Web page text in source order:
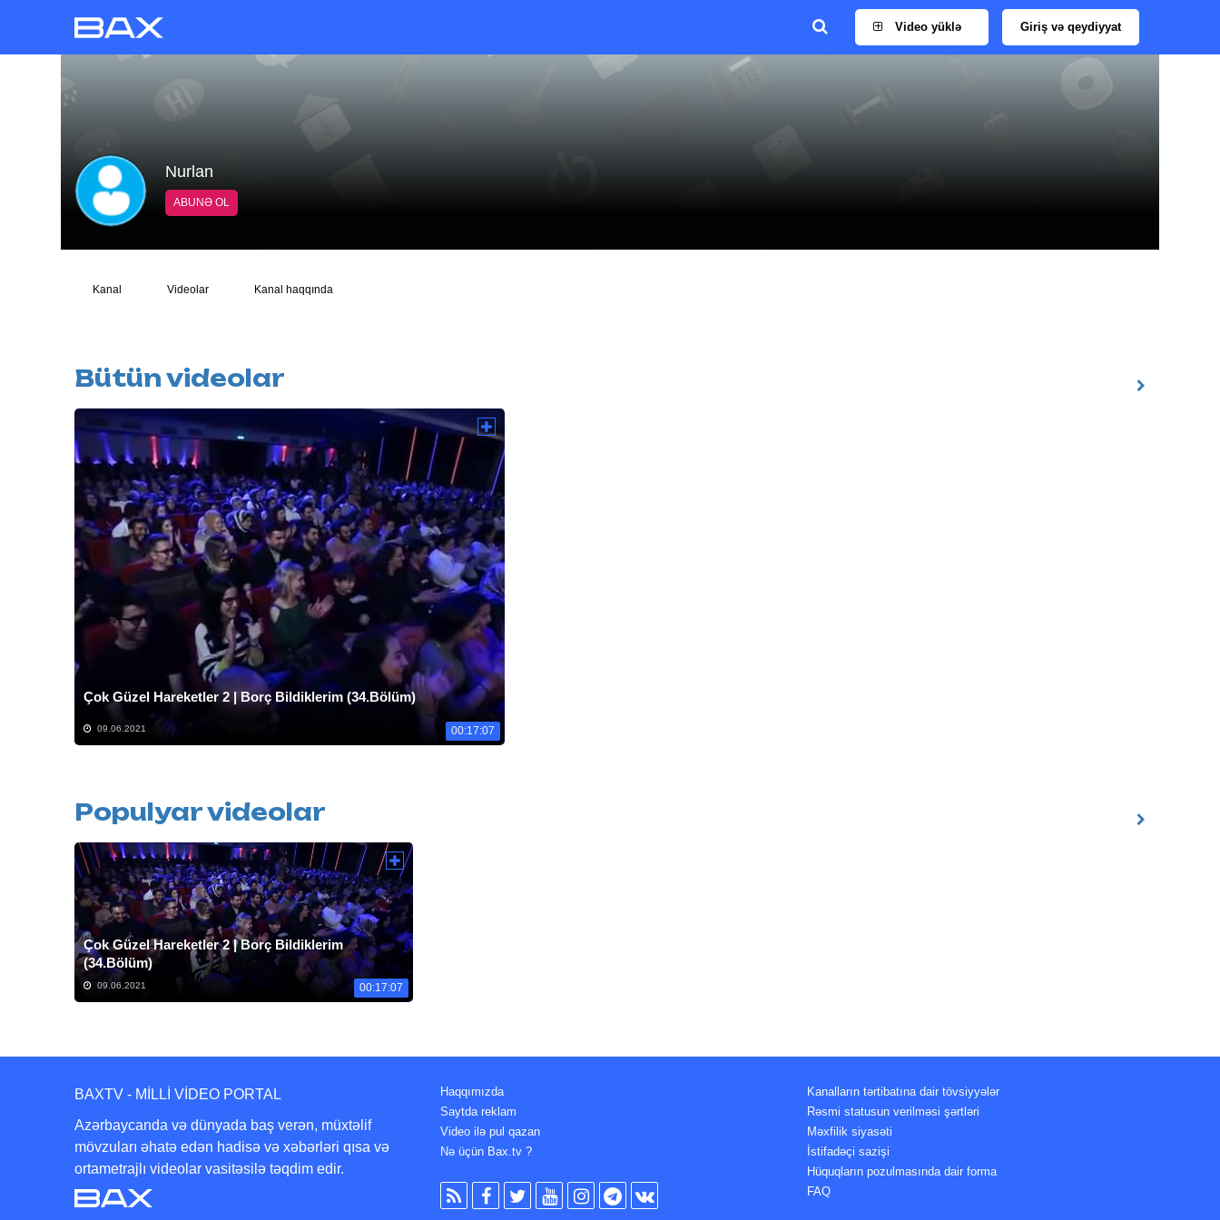
Video yüklə Giriş və qeydiyyat
Nurlan
ABUNƏ OL
Kanal Videolar Kanal haqqında
Bütün videolar
00:17:07
Çok Güzel Hareketler 2 | Borç Bildiklerim (34.Bölüm)
09.06.2021
Populyar videolar
00:17:07
Çok Güzel Hareketler 2 | Borç Bildiklerim
(34.Bölüm)
09.06.2021
BAXTV - MİLLİ VİDEO PORTAL
Azərbaycanda və dünyada baş verən, müxtəlif
mövzuları əhatə edən hadisə və xəbərləri qısa və
ortametrajlı videolar vasitəsilə təqdim edir.
Haqqımızda
Saytda reklam
Video ilə pul qazan
Nə üçün Bax.tv ?
Kanalların tərtibatına dair tövsiyyələr
Rəsmi statusun verilməsi şərtləri
Məxfilik siyasəti
İstifadəçi sazişi
Hüquqların pozulmasında dair forma
FAQ